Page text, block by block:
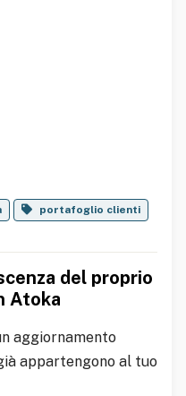
portafoglio clienti
del proprio
Atoka
aggiornamento
appartengono al tuo